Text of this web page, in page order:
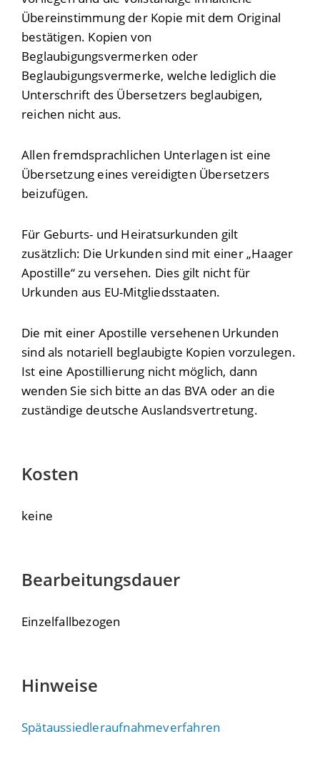
Übereinstimmung der Kopie mit dem Original
bestätigen. Kopien von
Beglaubigungsvermerken oder
Beglaubigungsvermerke, welche lediglich die
Unterschrift des Übersetzers beglaubigen,
reichen nicht aus.
Allen fremdsprachlichen Unterlagen ist eine
Übersetzung eines vereidigten Übersetzers
beizufügen.
Für Geburts- und Heiratsurkunden gilt
zusätzlich: Die Urkunden sind mit einer „Haager
Apostille“ zu versehen. Dies gilt nicht für
Urkunden aus EU-Mitgliedsstaaten.
Die mit einer Apostille versehenen Urkunden
sind als notariell beglaubigte Kopien vorzulegen.
Ist eine Apostillierung nicht möglich, dann
wenden Sie sich bitte an das BVA oder an die
zuständige deutsche Auslandsvertretung.
Kosten
keine
Bearbeitungsdauer
Einzelfallbezogen
Hinweise
Spätaussiedleraufnahmeverfahren